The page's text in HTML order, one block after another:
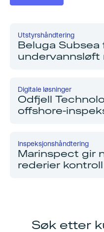
Utstyrshåndtering
Beluga
undervannsløft
Digitale løsninger
Odfjell
offshore-
Inspeksjonshåndtering
Marinspect gir
rederier
Søk etter